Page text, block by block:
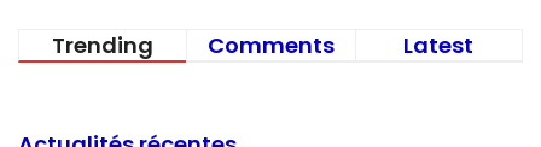
Trending Comments Latest